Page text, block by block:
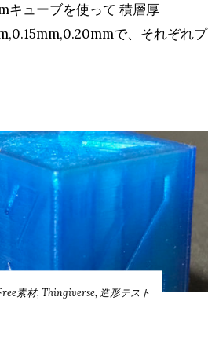
キューブを使って 積層厚
で、それぞれプ
素材,Thingiverse, 造形テスト